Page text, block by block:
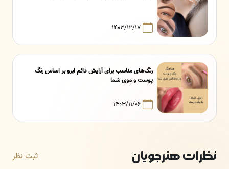
۱۴۰۳/۱۲/۱۷
رنگ‌های مناسب برای آرایش دائم ابرو بر اساس رنگ
پوست و موی شما
۱۴۰۳/۱۱/۰۶
نظرات هنرجویان ثبت نظر